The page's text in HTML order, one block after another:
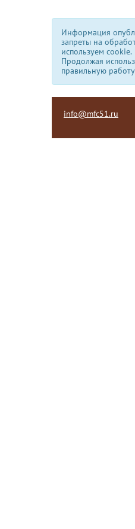
Информация
запреты на
используем сookie.
Продолжая
правильную
info@mfc51.ru